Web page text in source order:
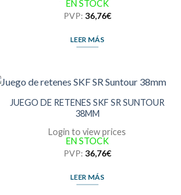
EN STOCK
PVP: 36,76€
LEER MÁS
JUEGO DE RETENES SKF SR SUNTOUR
38MM
Login to view prices
EN STOCK
PVP: 36,76€
LEER MÁS